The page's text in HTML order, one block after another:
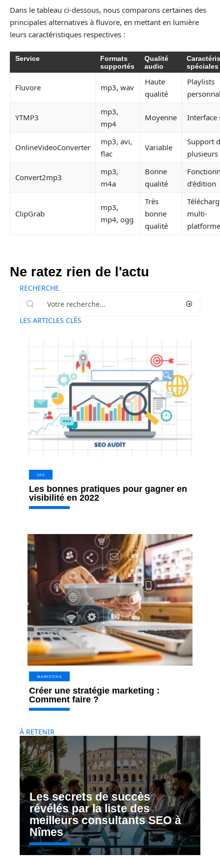
Dans le tableau ci-dessous, nous comparons certaines des
principales alternatives à fluvore, en mettant en lumière
leurs caractéristiques respectives :
Service
Formats
supportés
Qualité
audio
spéciales
Fluvore mp3, wav
Haute
qualité
Playlists
YTMP3
mp3,
mp4
Moyenne Interface
OnlineVideoConverter
mp3, avi,
flac
Variable
Support
plusieurs
Convert2mp3
mp3,
m4a
Bonne
qualité
d’édition
ClipGrab
mp3,
mp4, ogg
Très
bonne
qualité
multi-
Ne ratez rien de l'actu
RECHERCHE
LES ARTICLES CLÉS
SEO
Les bonnes pratiques pour gagner en
visibilité en 2022
MARKETING
Créer une stratégie marketing :
Comment faire ?
À RETENIR
Les secrets de succès
révélés par la liste des
meilleurs consultants SEO à
Nîmes